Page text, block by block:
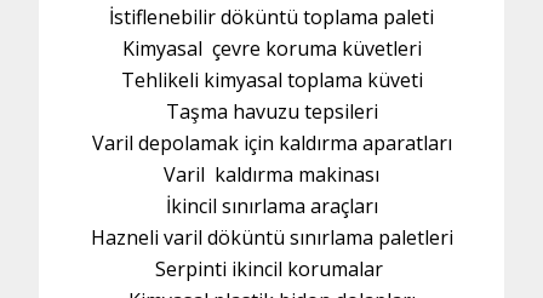
İstiflenebilir döküntü toplama paleti
Kimyasal çevre koruma küvetleri
Tehlikeli kimyasal toplama küveti
Taşma havuzu tepsileri
Varil depolamak için kaldırma aparatları
Varil kaldırma makinası
İkincil sınırlama araçları
Hazneli varil döküntü sınırlama paletleri
Serpinti ikincil korumalar